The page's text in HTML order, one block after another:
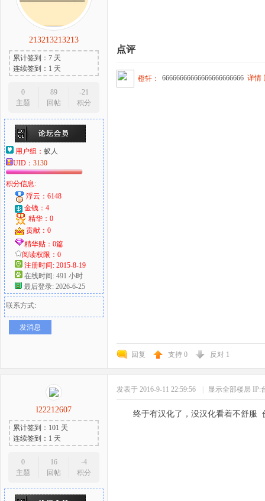
213213213213
累计签到：7 天
连续签到：1 天
0
主题
89
回帖
-21
积分
用户组： 蚁人
UID： 3130
积分信息:
浮云：6148
金钱：4
精华：0
贡献：0
精华贴：0篇
阅读权限：0
注册时间: 2015-8-19
在线时间: 491 小时
最后登录: 2026-6-25
联系方式:
发消息
点评
橙轩： 66666666666666666666666 详情
回复 支持 0 反对 1
l22212607
累计签到：101 天
连续签到：1 天
0
主题
16
回帖
-4
积分
发表于 2016-9-11 22:59:56 显示全部楼层 IP:
终于有汉化了，没汉化看着不舒服